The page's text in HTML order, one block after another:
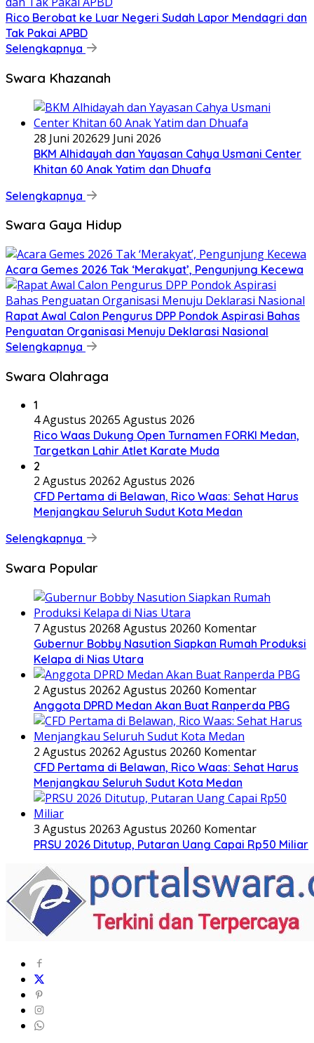
Rico Berobat ke Luar Negeri Sudah Lapor Mendagri dan
Tak Pakai APBD
Selengkapnya
Swara Khazanah
28 Juni 202629 Juni 2026
BKM Alhidayah dan Yayasan Cahya Usmani Center
Khitan 60 Anak Yatim dan Dhuafa
Selengkapnya
Swara Gaya Hidup
Acara Gemes 2026 Tak ‘Merakyat’, Pengunjung Kecewa
Rapat Awal Calon Pengurus DPP Pondok Aspirasi Bahas
Penguatan Organisasi Menuju Deklarasi Nasional
Selengkapnya
Swara Olahraga
1
4 Agustus 20265 Agustus 2026
Rico Waas Dukung Open Turnamen FORKI Medan,
Targetkan Lahir Atlet Karate Muda
2
2 Agustus 20262 Agustus 2026
CFD Pertama di Belawan, Rico Waas: Sehat Harus
Menjangkau Seluruh Sudut Kota Medan
Selengkapnya
Swara Popular
7 Agustus 20268 Agustus 20260 Komentar
Gubernur Bobby Nasution Siapkan Rumah Produksi
Kelapa di Nias Utara
2 Agustus 20262 Agustus 20260 Komentar
Anggota DPRD Medan Akan Buat Ranperda PBG
2 Agustus 20262 Agustus 20260 Komentar
CFD Pertama di Belawan, Rico Waas: Sehat Harus
Menjangkau Seluruh Sudut Kota Medan
3 Agustus 20263 Agustus 20260 Komentar
PRSU 2026 Ditutup, Putaran Uang Capai Rp50 Miliar